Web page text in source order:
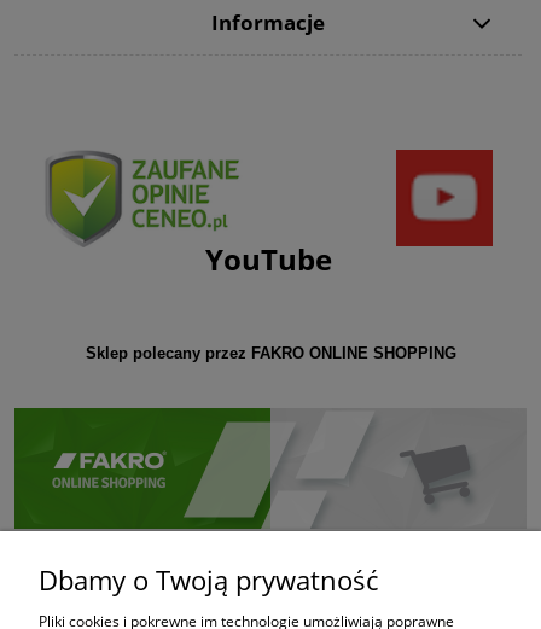
Informacje
YouTube
Sklep polecany przez FAKRO ONLINE SHOPPING
Dbamy o Twoją prywatność
Pliki cookies i pokrewne im technologie umożliwiają poprawne